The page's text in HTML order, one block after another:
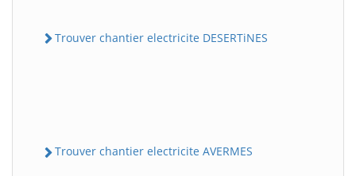
Trouver chantier electricite DESERTiNES
Trouver chantier electricite AVERMES